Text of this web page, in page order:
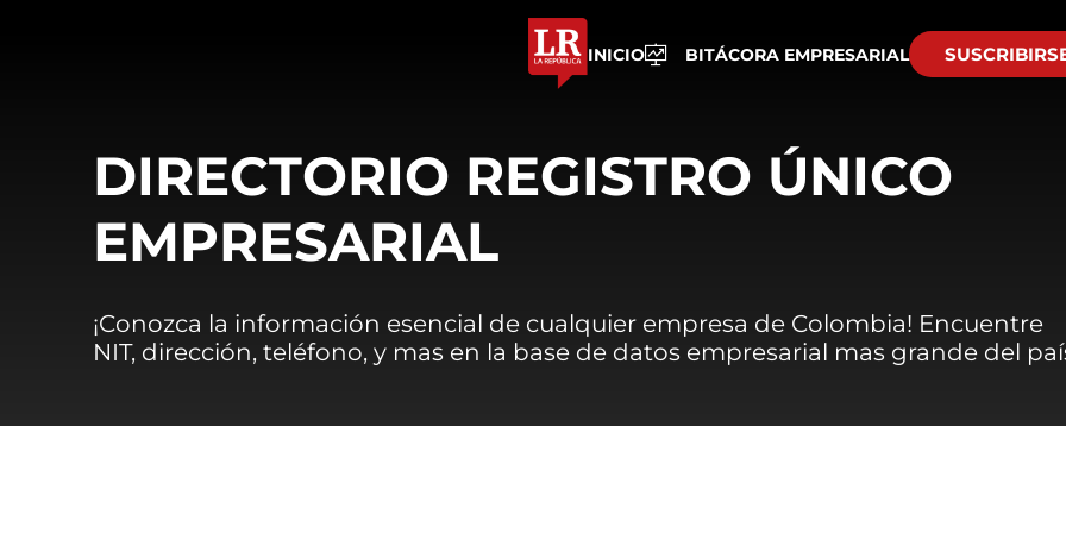
INICIO BITÁCORA EMPRESARIAL
DIRECTORIO REGISTRO ÚNICO
EMPRESARIAL
¡Conozca la información esencial de cualquier empresa de Colombia! Encuentre
NIT, dirección, teléfono, y mas en la base de datos empresarial mas grande del